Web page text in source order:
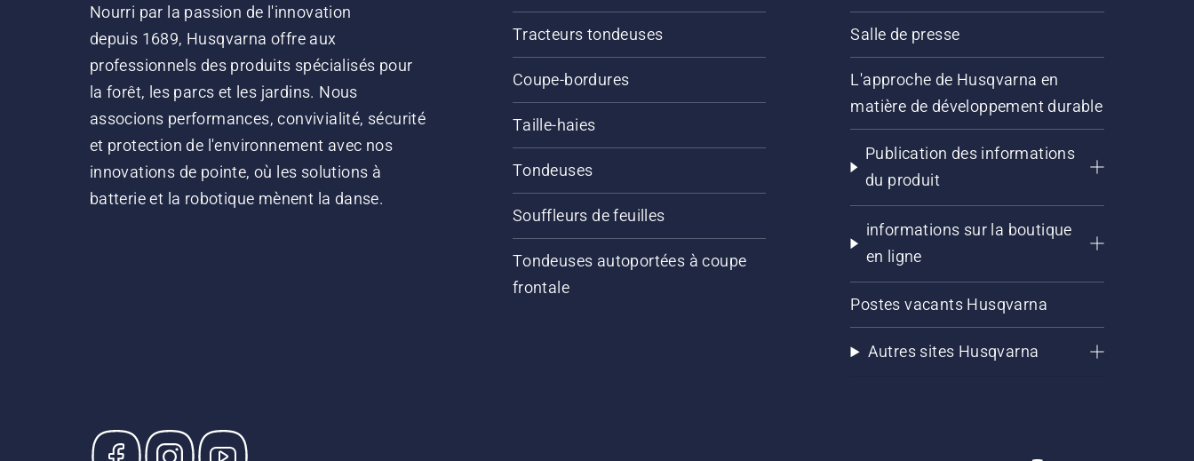
Nourri par la passion de l'innovation
depuis 1689, Husqvarna offre aux
professionnels des produits spécialisés pour
la forêt, les parcs et les jardins. Nous
associons performances, convivialité, sécurité
et protection de l'environnement avec nos
innovations de pointe, où les solutions à
batterie et la robotique mènent la danse.
Tracteurs tondeuses
Coupe-bordures
Taille-haies
Tondeuses
Souffleurs de feuilles
Tondeuses autoportées à coupe
frontale
Salle de presse
L'approche de Husqvarna en
matière de développement durable
Publication des informations
du produit
informations sur la boutique
en ligne
Postes vacants Husqvarna
Autres sites Husqvarna